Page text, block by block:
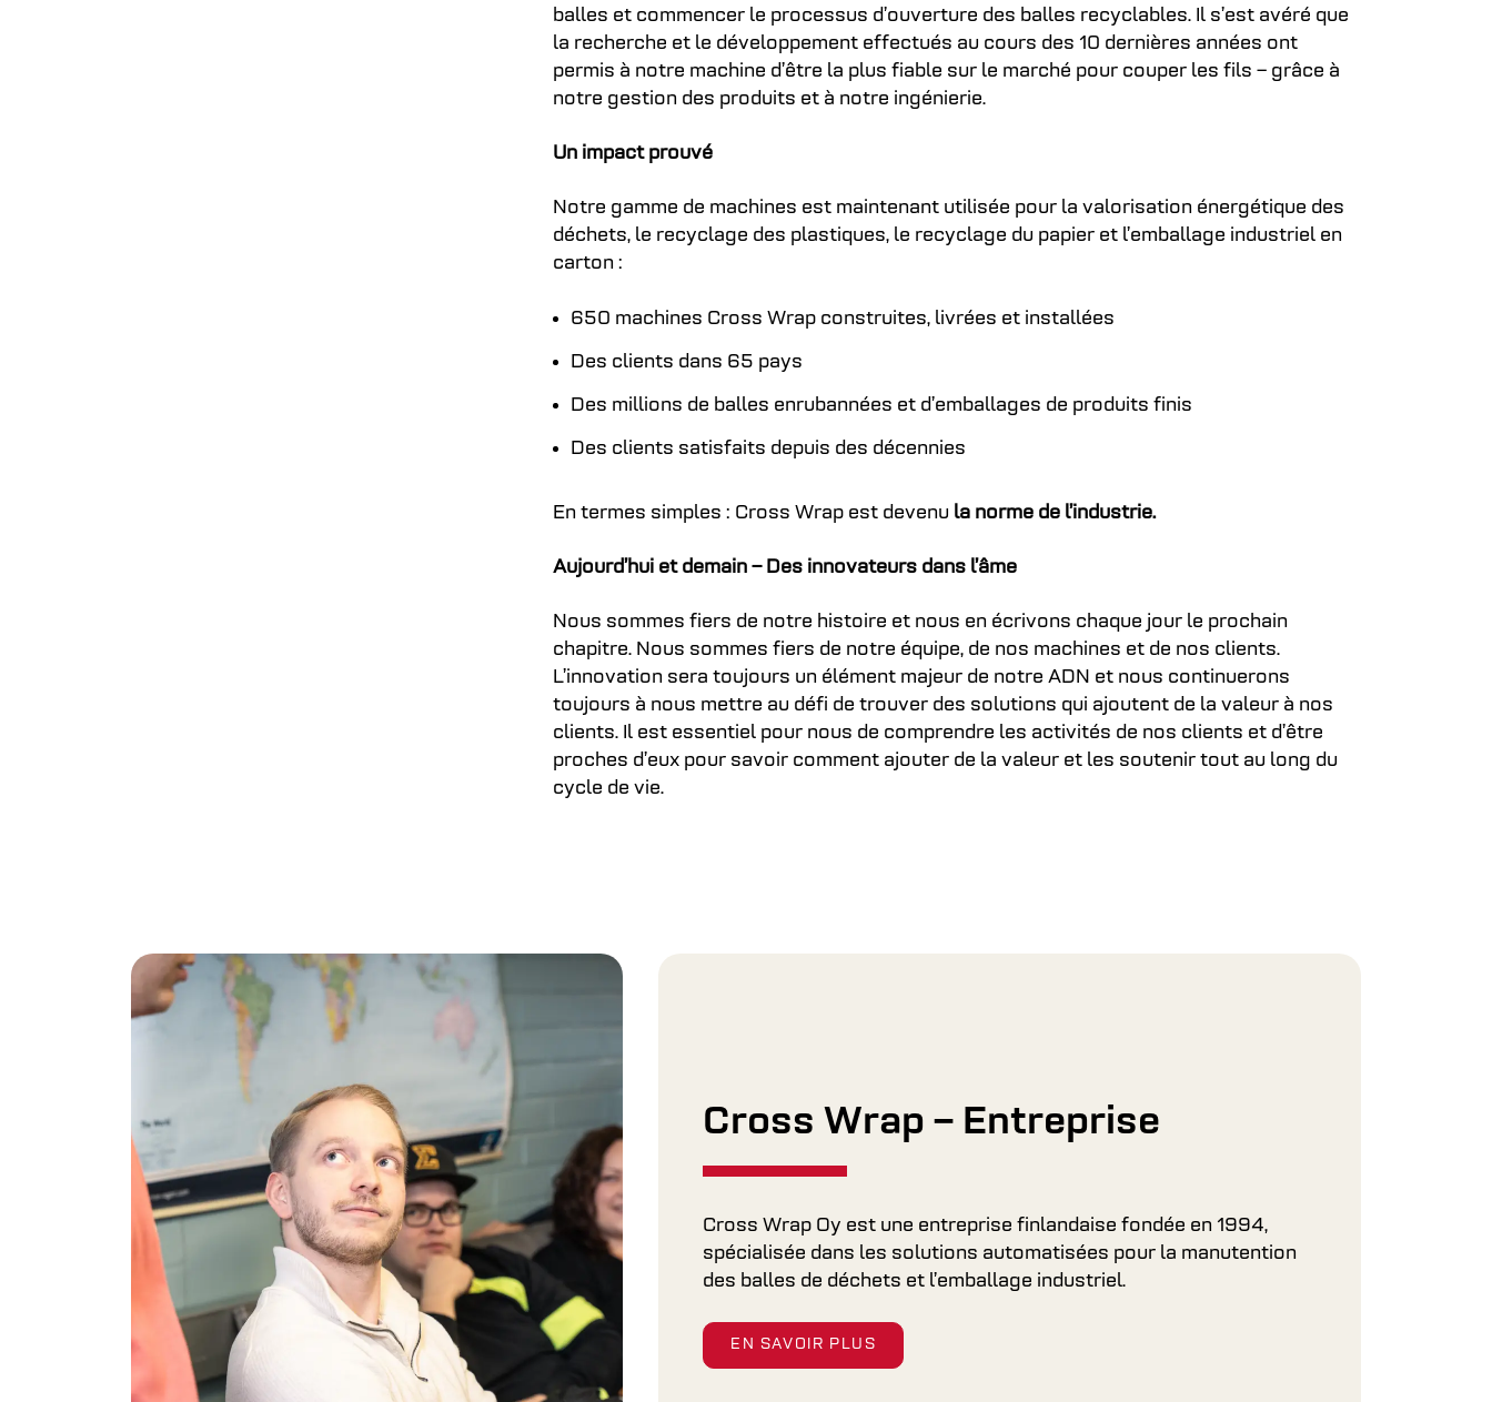
balles et commencer le processus d’ouverture des balles recyclables. Il s’est avéré que
la recherche et le développement effectués au cours des 10 dernières années ont
permis à notre machine d’être la plus fiable sur le marché pour couper les fils – grâce à
notre gestion des produits et à notre ingénierie.
Un impact prouvé
Notre gamme de machines est maintenant utilisée pour la valorisation énergétique des
déchets, le recyclage des plastiques, le recyclage du papier et l’emballage industriel en
carton :
650 machines Cross Wrap construites, livrées et installées
Des clients dans 65 pays
Des millions de balles enrubannées et d’emballages de produits finis
Des clients satisfaits depuis des décennies
En termes simples : Cross Wrap est devenu la norme de l’industrie.
Aujourd’hui et demain – Des innovateurs dans l’âme
Nous sommes fiers de notre histoire et nous en écrivons chaque jour le prochain
chapitre. Nous sommes fiers de notre équipe, de nos machines et de nos clients.
L’innovation sera toujours un élément majeur de notre ADN et nous continuerons
toujours à nous mettre au défi de trouver des solutions qui ajoutent de la valeur à nos
clients. Il est essentiel pour nous de comprendre les activités de nos clients et d’être
proches d’eux pour savoir comment ajouter de la valeur et les soutenir tout au long du
cycle de vie.
Cross Wrap – Entreprise
Cross Wrap Oy est une entreprise finlandaise fondée en 1994,
spécialisée dans les solutions automatisées pour la manutention
des balles de déchets et l’emballage industriel.
EN SAVOIR PLUS